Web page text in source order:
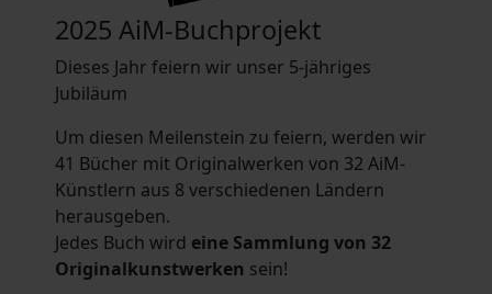
2025 AiM-Buchprojekt
Dieses Jahr feiern wir unser 5-jähriges
Jubiläum
Um diesen Meilenstein zu feiern, werden wir
41 Bücher mit Originalwerken von 32 AiM-
Künstlern aus 8 verschiedenen Ländern
herausgeben.
Jedes Buch wird eine Sammlung von 32
Originalkunstwerken sein!